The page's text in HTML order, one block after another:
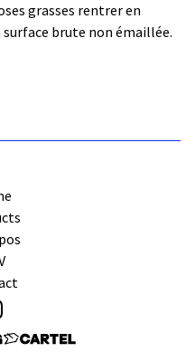
grasses rentrer en
brute non émaillée.